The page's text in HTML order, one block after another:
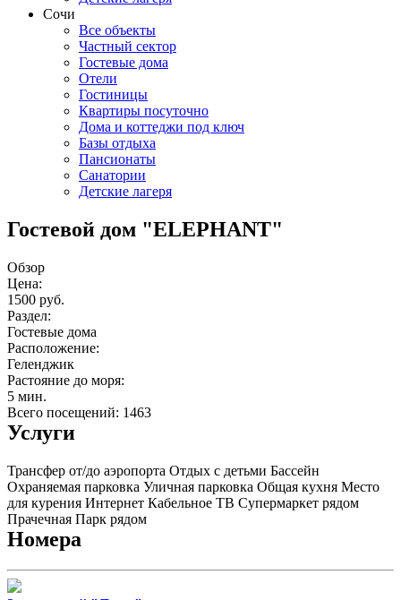
Сочи
Все объекты
Частный сектор
Гостевые дома
Отели
Гостиницы
Квартиры посуточно
Дома и коттеджи под ключ
Базы отдыха
Пансионаты
Санатории
Детские лагеря
Гостевой дом "ELEPHANT"
Обзор
Цена:
1500 руб.
Раздел:
Гостевые дома
Расположение:
Геленджик
Растояние до моря:
5 мин.
Всего посещений: 1463
Услуги
Трансфер от/до аэропорта Отдых с детьми Бассейн
Охраняемая парковка Уличная парковка Общая кухня Место
для курения Интернет Кабельное ТВ Супермаркет рядом
Прачечная Парк рядом
Номера